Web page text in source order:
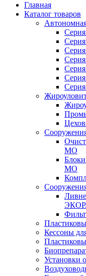
Главная
Каталог товаров
МО
МО
Кессоны
Установки